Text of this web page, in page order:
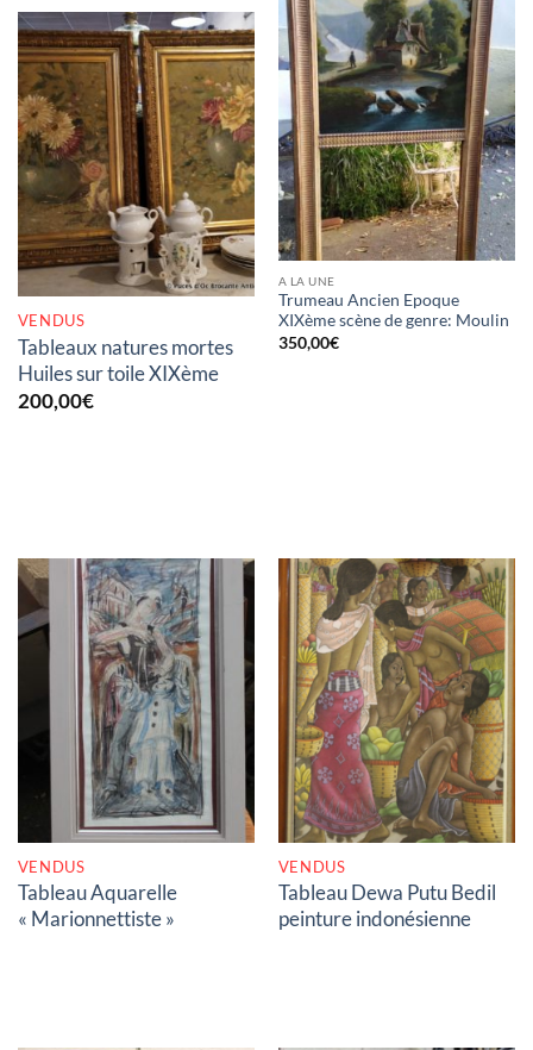
RUPTURE DE STOCK
VENDUS
Tableaux natures mortes
Huiles sur toile XIXème
200,00€
A LA UNE
Trumeau Ancien Epoque
XIXème scène de genre: Moulin
350,00€
RUPTURE DE STOCK
VENDUS
Tableau Aquarelle
« Marionnettiste »
RUPTURE DE STOCK
VENDUS
Tableau Dewa Putu Bedil
peinture indonésienne